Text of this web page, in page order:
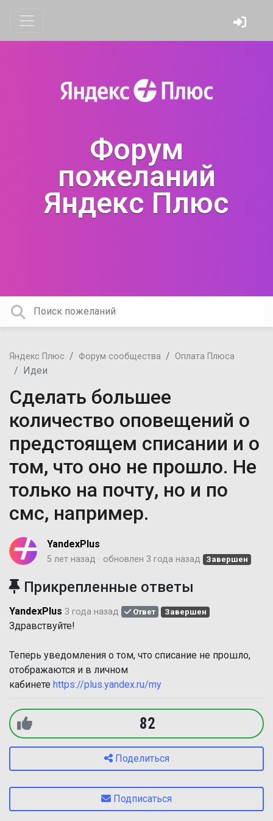
Форум
пожеланий
Яндекс Плюс
Яндекс Плюс Форум сообщества Оплата Плюса
Идеи
Сделать большее
количество оповещений о
предстоящем списании и о
том, что оно не прошло. Не
только на почту, но и по
смс, например.
YandexPlus
5 лет назад обновлен 3 года назад Завершен
Прикрепленные ответы
YandexPlus 3 года назад Ответ Завершен
Здравствуйте!
Теперь уведомления о том, что списание не прошло,
отображаются и в личном
кабинете https://plus.yandex.ru/my
82
Поделиться
Подписаться